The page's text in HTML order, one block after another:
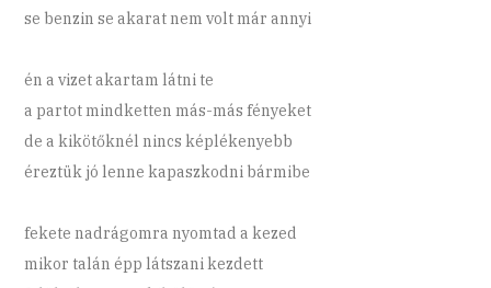
se benzin se akarat nem volt már annyi
én a vizet akartam látni te
a partot mindketten más-más fényeket
de a kikötőknél nincs képlékenyebb
éreztük jó lenne kapaszkodni bármibe
fekete nadrágomra nyomtad a kezed
mikor talán épp látszani kezdett